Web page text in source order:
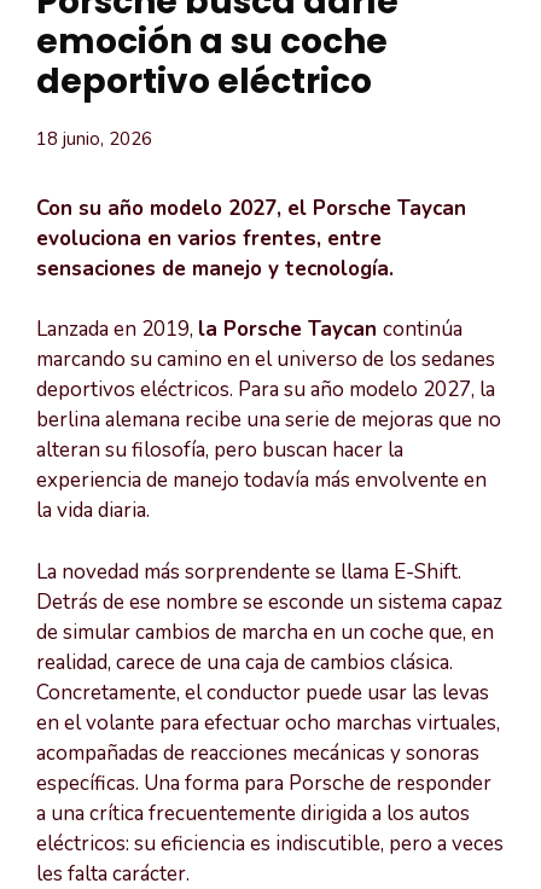
emoción a su coche
deportivo eléctrico
18 junio, 2026
Con su año modelo 2027, el Porsche Taycan
evoluciona en varios frentes, entre
sensaciones de manejo y tecnología.
Lanzada en 2019, la Porsche Taycan continúa
marcando su camino en el universo de los sedanes
deportivos eléctricos. Para su año modelo 2027, la
berlina alemana recibe una serie de mejoras que no
alteran su filosofía, pero buscan hacer la
experiencia de manejo todavía más envolvente en
la vida diaria.
La novedad más sorprendente se llama E-Shift.
Detrás de ese nombre se esconde un sistema capaz
de simular cambios de marcha en un coche que, en
realidad, carece de una caja de cambios clásica.
Concretamente, el conductor puede usar las levas
en el volante para efectuar ocho marchas virtuales,
acompañadas de reacciones mecánicas y sonoras
específicas. Una forma para Porsche de responder
a una crítica frecuentemente dirigida a los autos
eléctricos: su eficiencia es indiscutible, pero a veces
les falta carácter.